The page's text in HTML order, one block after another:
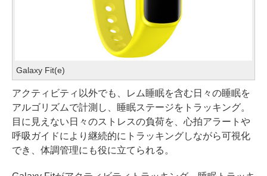
Galaxy Fit(e)
アクティビティ以外でも、レム睡眠を含む日々の睡眠を
アルゴリズムで計測し、睡眠ステージをトラッキング。
目に見えない日々のストレスの負荷を、心拍アラートや
呼吸ガイドにより継続的にトラッキングしながら可視化
でき、体調管理にも役に立てられる。